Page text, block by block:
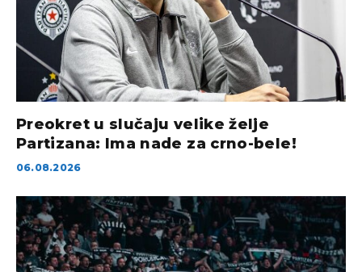
Preokret u slučaju velike želje
Partizana: Ima nade za crno-bele!
06.08.2026